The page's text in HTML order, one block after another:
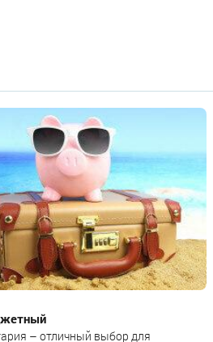
– отличный выбор для